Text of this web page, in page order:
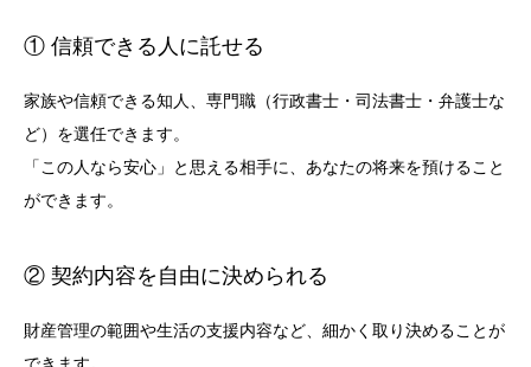
① 信頼できる人に託せる
家族や信頼できる知人、専門職（行政書士・司法書士・弁護士な
ど）を選任できます。
「この人なら安心」と思える相手に、あなたの将来を預けること
ができます。
② 契約内容を自由に決められる
財産管理の範囲や生活の支援内容など、細かく取り決めることが